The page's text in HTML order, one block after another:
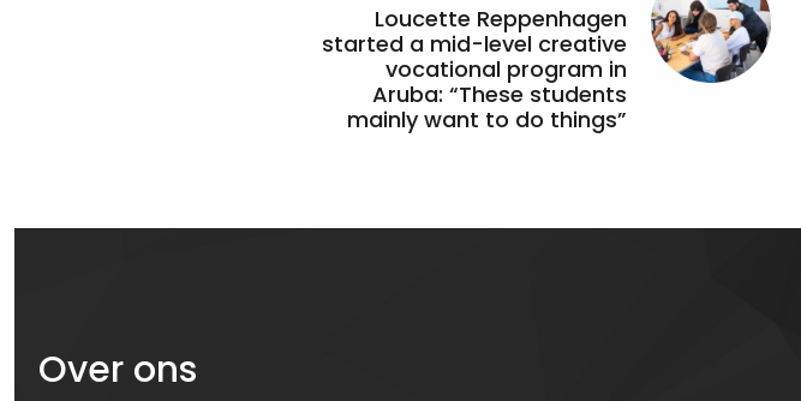
Loucette Reppenhagen
started a mid-level creative
vocational program in
Aruba: “These students
mainly want to do things”
Over ons